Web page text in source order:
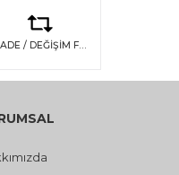
İADE / DEĞİŞİM FIRSATI